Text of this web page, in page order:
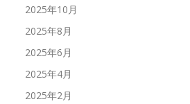
2025年10月
2025年8月
2025年6月
2025年4月
2025年2月